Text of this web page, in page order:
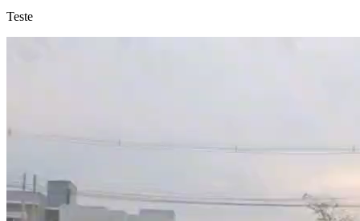
Teste